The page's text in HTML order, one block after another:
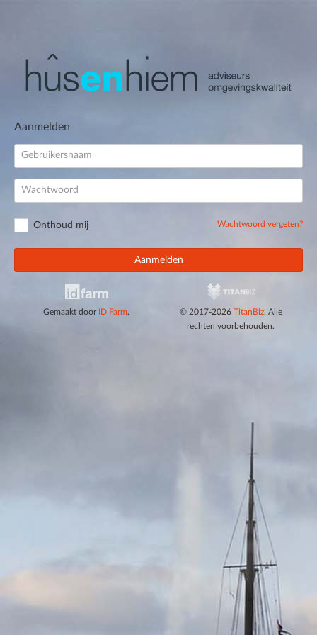
Aanmelden
Onthoud mij Wachtwoord vergeten?
Aanmelden
Gemaakt door ID Farm. © 2017-2026 TitanBiz. Alle
rechten voorbehouden.